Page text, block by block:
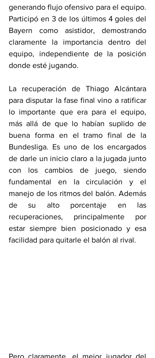
generando flujo ofensivo para el equipo.
Participó en 3 de los últimos 4 goles del
Bayern como asistidor, demostrando
claramente la importancia dentro del
equipo, independiente de la posición
donde esté jugando.
La recuperación de Thiago Alcántara
para disputar la fase final vino a ratificar
lo importante que era para el equipo,
más allá de que lo habían suplido de
buena forma en el tramo final de la
Bundesliga. Es uno de los encargados
de darle un inicio claro a la jugada junto
con los cambios de juego, siendo
fundamental en la circulación y el
manejo de los ritmos del balón. Además
de su alto porcentaje en las
recuperaciones, principalmente por
estar siempre bien posicionado y esa
facilidad para quitarle el balón al rival.